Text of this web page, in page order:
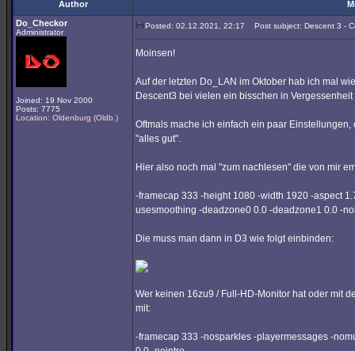
Author
Do_Checkor
Administrator
Joined: 19 Nov 2000
Posts: 7775
Location: Oldenburg (Oldb.)
Posted: 02.12.2021, 22:17 Post subject: Descent 3 -
Moinsen!
Auf der letzten Do_LAN im Oktober hab ich mal
Descent3 bei vielen ein bisschen in Vergessenheit
Oftmals mache ich einfach ein paar
"alles gut".
Hier also noch mal "zum nachlesen" die von mir
-framecap 333 -height 1080 -width 1920 -aspect
usesmoothing -deadzone0 0.0 -deadzone1 0.0 -
Die muss man dann in D3 wie folgt einbinden:
Wer keinen 16zu9 / Full-HD-Monitor hat oder mit
mit:
-framecap 333 -nosparkles -playermessages -